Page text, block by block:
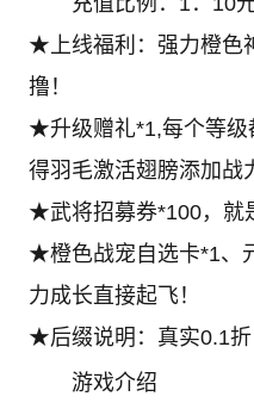
★上线福利：强力橙色
撸！
★升级赠礼*1,每个等级
得羽毛激活翅膀添加战
★武将招募券*100，就
★橙色战宠自选卡*1、
力成长直接起飞！
★后缀说明：真实0.1折
游戏介绍